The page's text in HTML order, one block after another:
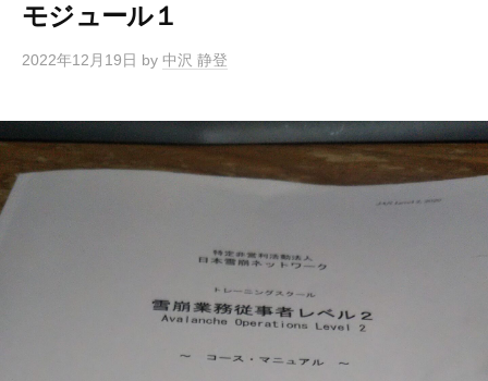
モジュール１
2022年12月19日 by 中沢 静登